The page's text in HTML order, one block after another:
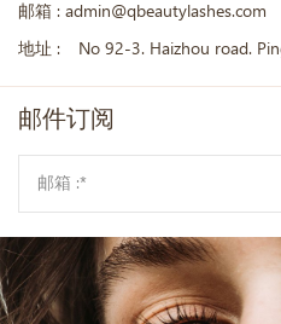
邮箱 : admin@qbeautylashes.com
地址 :
No 92-3. Haizhou road.
邮件订阅